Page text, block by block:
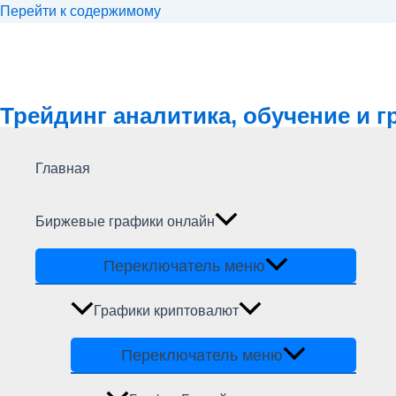
Перейти к содержимому
Трейдинг аналитика, обучение и
Главная
Биржевые графики онлайн
Переключатель меню
Графики криптовалют
Переключатель меню